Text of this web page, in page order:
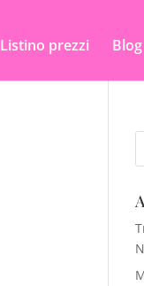
Listino prezzi Blog